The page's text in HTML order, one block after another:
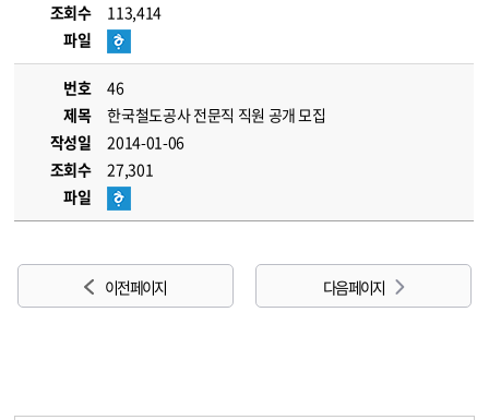
조회수
113,414
파일
번호
46
제목
한국철도공사 전문직 직원 공개 모집
작성일
2014-01-06
조회수
27,301
파일
이전 페이지 다음 페이지